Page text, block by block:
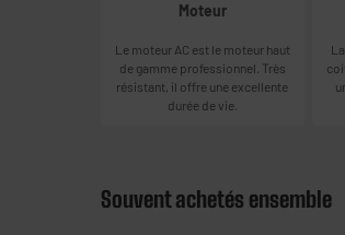
Moteur
Le moteur AC est le moteur haut
de gamme professionnel. Très
résistant, il offre une excellente
durée de vie.
Souvent achetés ensemble